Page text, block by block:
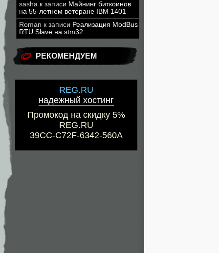
sasha к записи Майнинг биткоинов
на 55-летнем ветеране IBM 1401
Roman к записи Реализация ModBus
RTU Slave на stm32
РЕКОМЕНДУЕМ
REG.RU
надежный хостинг
Промокод на скидку 5%
REG.RU
39CC-C72F-6342-560A